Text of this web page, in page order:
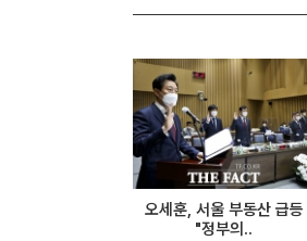
오세훈, 서울 부동산 급등
"정부의..